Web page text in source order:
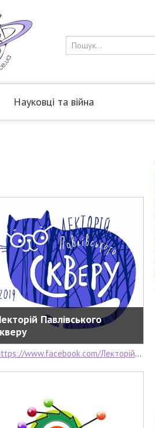
Науковці та війна
Павлівського
www.facebook.com/Лекторій-Павлівського-скверу-654015665027251